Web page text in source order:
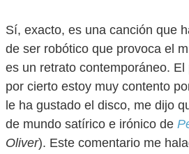
Sí, exacto, es una canción que
de ser robótico que provoca el
es un retrato contemporáneo. El
por cierto estoy muy contento
le ha gustado el disco, me dijo
de mundo satírico e irónico de
Oliver). Este comentario me